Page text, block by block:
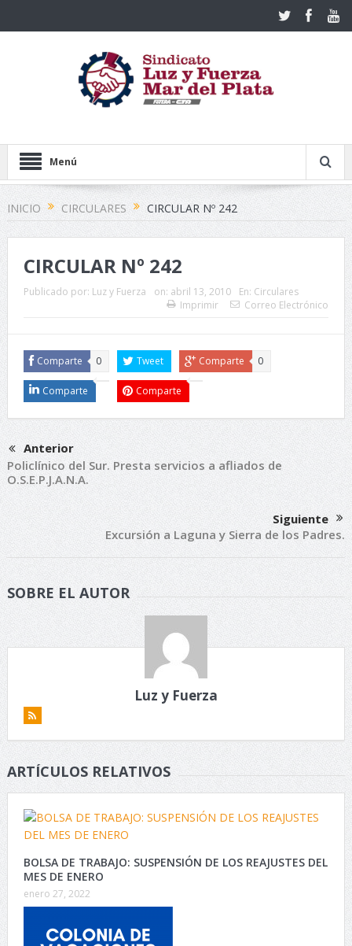
Menú
INICIO CIRCULARES CIRCULAR Nº 242
CIRCULAR Nº 242
Publicado por: Luz y Fuerza on: abril 13, 2010 En: Circulares
Imprimir
Correo Electrónico
Comparte 0 Tweet Comparte 0
Comparte Comparte
Anterior
Policlínico del Sur. Presta servicios a afliados de
O.S.E.P.J.A.N.A.
Siguiente
Excursión a Laguna y Sierra de los Padres.
SOBRE EL AUTOR
Luz y Fuerza
ARTÍCULOS RELATIVOS
BOLSA DE TRABAJO: SUSPENSIÓN DE LOS REAJUSTES DEL
MES DE ENERO
enero 27, 2022